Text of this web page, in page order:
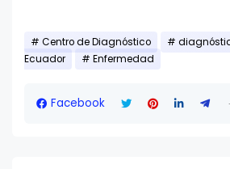
Centro de Diagnóstico
Ecuador
Enfermedad
Facebook